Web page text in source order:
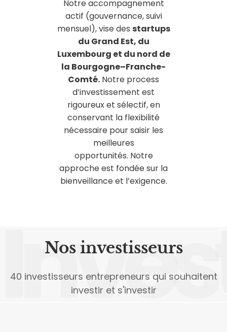
Notre accompagnement
actif (gouvernance, suivi
mensuel), vise des startups
du Grand Est, du
Luxembourg et du nord de
la Bourgogne–Franche-
Comté. Notre process
d’investissement est
rigoureux et sélectif, en
conservant la flexibilité
nécessaire pour saisir les
meilleures
opportunités. Notre
approche est fondée sur la
bienveillance et l’exigence.
Nos investisseurs
40 investisseurs entrepreneurs qui souhaitent
investir et s'investir